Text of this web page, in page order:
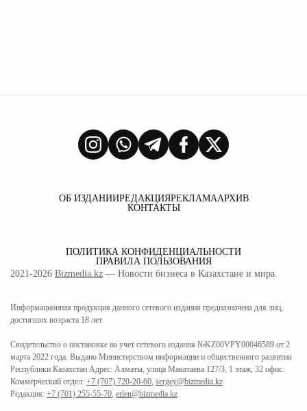
ОБ ИЗДАНИИРЕДАКЦИЯРЕКЛАМААРХИВ
КОНТАКТЫ
ПОЛИТИКА КОНФИДЕНЦИАЛЬНОСТИ
ПРАВИЛА ПОЛЬЗОВАНИЯ
2021-2026 Bizmedia.kz — Новости бизнеса в Казахстане и мира.
Информационная продукция данного сетевого издания предназначена для лиц,
достигших возраста 18 лет
Свидетельство о постановке на учет сетевого издания №KZ00VPY00046589 от 2
марта 2022 года. Выдано Министерством информации и общественного развития
Республики Казахстан Адрес: Алматы, улица Макатаева 127/3, 1 этаж, 32 офис.
Коммерческий отдел: +7 (707) 720-20-60, sergey@bizmedia.kz
Редакция: +7 (701) 255-55-70, erlen@bizmedia.kz